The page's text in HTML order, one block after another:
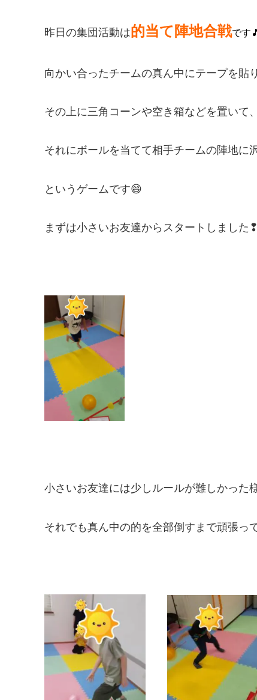
昨日の集団活動は的当て陣地合戦です
向かい合ったチームの真ん中にテープを貼
その上に三角コーンや空き箱などを置いて、
それにボールを当てて相手チームの陣地に
というゲームです😄
まずは小さいお友達からスタートしました❢
小さいお友達には少しルールが難しかった
それでも真ん中の的を全部倒すまで頑張っ